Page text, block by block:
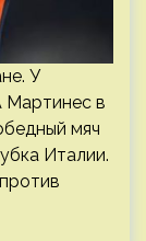
У
Мартинес в
мяч
Италии.